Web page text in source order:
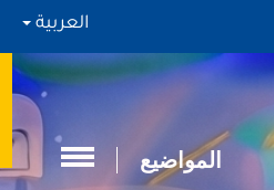
العربية
المواضيع